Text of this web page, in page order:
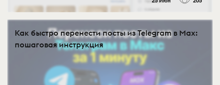
Как быстро перенести посты из Telegram в Max:
пошаговая инструкция